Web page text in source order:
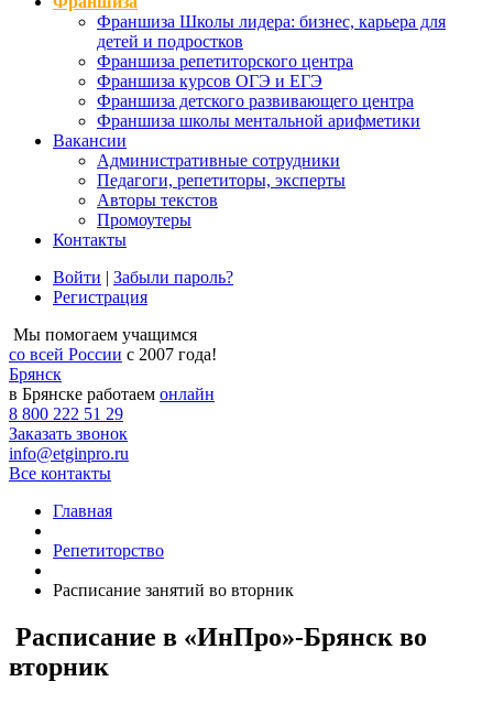
Франшиза Школы лидера: бизнес, карьера для
детей и подростков
Франшиза репетиторского центра
Франшиза курсов ОГЭ и ЕГЭ
Франшиза детского развивающего центра
Франшиза школы ментальной арифметики
Вакансии
Административные сотрудники
Педагоги, репетиторы, эксперты
Авторы текстов
Промоутеры
Контакты
Войти | Забыли пароль?
Регистрация
Мы помогаем учащимся
со всей России с 2007 года!
Брянск
в Брянске работаем онлайн
8 800 222 51 29
Заказать звонок
info@etginpro.ru
Все контакты
Главная
Репетиторство
Расписание занятий во вторник
Расписание в «ИнПро»-Брянск во
вторник